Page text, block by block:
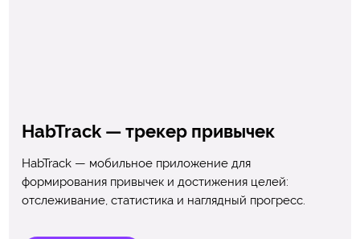
HabTrack — трекер привычек
HabTrack — мобильное приложение для
формирования привычек и достижения целей:
отслеживание, статистика и наглядный прогресс.